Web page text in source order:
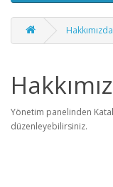
Hakkımızda
Yönetim panelinden
düzenleyebilirsiniz.